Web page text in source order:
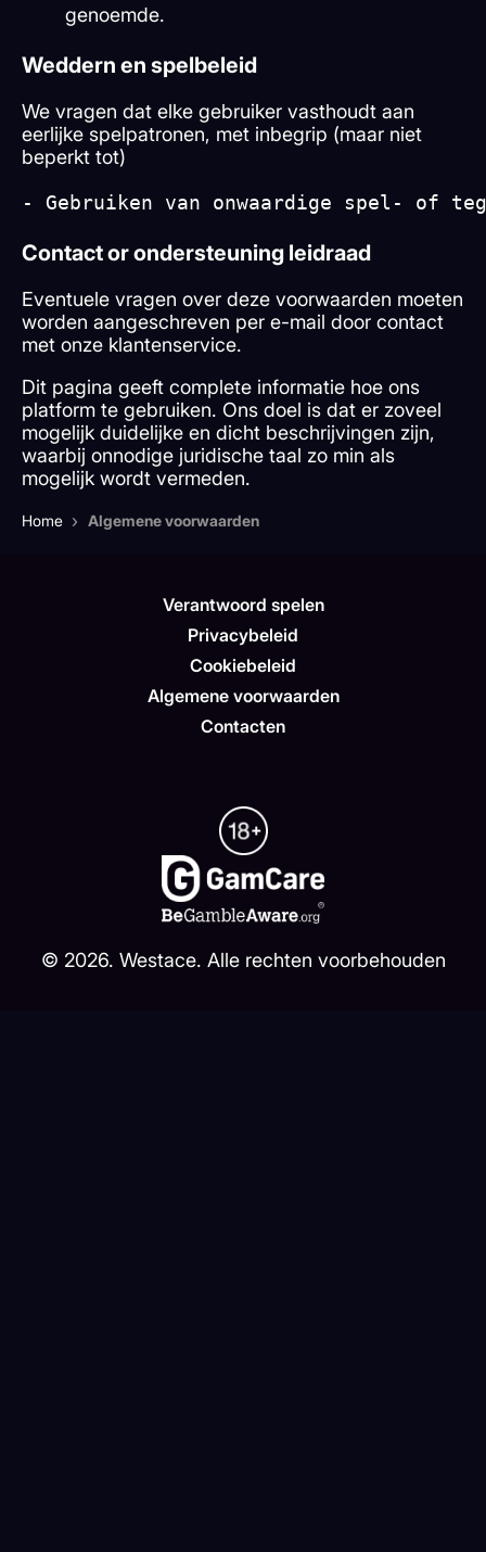
genoemde.
Weddern en spelbeleid
We vragen dat elke gebruiker vasthoudt aan
eerlijke spelpatronen, met inbegrip (maar niet
beperkt tot)
- Gebruiken van onwaardige spel- of
Contact or ondersteuning leidraad
Eventuele vragen over deze voorwaarden moeten
worden aangeschreven per e-mail door contact
met onze klantenservice.
Dit pagina geeft complete informatie hoe ons
platform te gebruiken. Ons doel is dat er zoveel
mogelijk duidelijke en dicht beschrijvingen zijn,
waarbij onnodige juridische taal zo min als
mogelijk wordt vermeden.
Home › Algemene voorwaarden
Verantwoord spelen
Privacybeleid
Cookiebeleid
Algemene voorwaarden
Contacten
© 2026. Westace. Alle rechten voorbehouden